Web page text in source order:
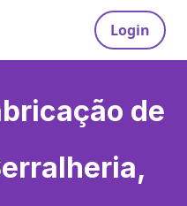
Login
de